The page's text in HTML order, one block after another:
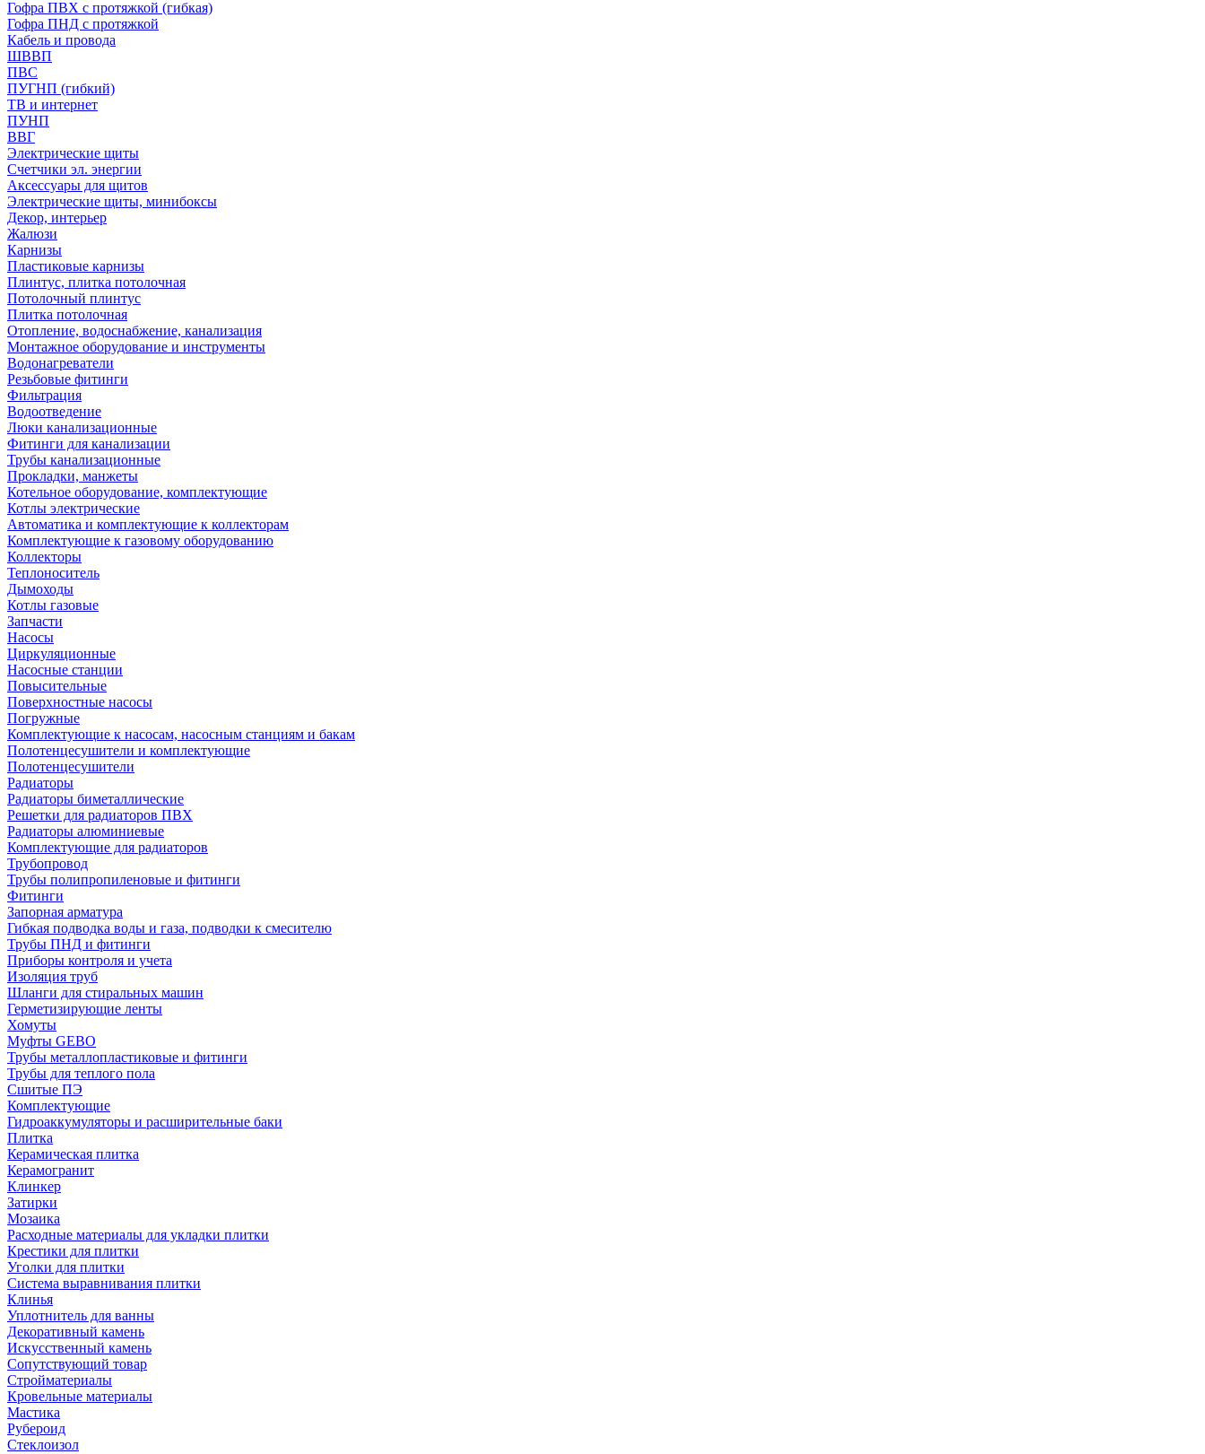
Гофра ПВХ с протяжкой (гибкая)
Гофра ПНД с протяжкой
Кабель и провода
ШВВП
ПВС
ПУГНП (гибкий)
ТВ и интернет
ПУНП
ВВГ
Электрические щиты
Счетчики эл. энергии
Аксессуары для щитов
Электрические щиты, минибоксы
Декор, интерьер
Жалюзи
Карнизы
Пластиковые карнизы
Плинтус, плитка потолочная
Потолочный плинтус
Плитка потолочная
Отопление, водоснабжение, канализация
Монтажное оборудование и инструменты
Водонагреватели
Резьбовые фитинги
Фильтрация
Водоотведение
Люки канализационные
Фитинги для канализации
Трубы канализационные
Прокладки, манжеты
Котельное оборудование, комплектующие
Котлы электрические
Автоматика и комплектующие к коллекторам
Комплектующие к газовому оборудованию
Коллекторы
Теплоноситель
Дымоходы
Котлы газовые
Запчасти
Насосы
Циркуляционные
Насосные станции
Повысительные
Поверхностные насосы
Погружные
Комплектующие к насосам, насосным станциям и бакам
Полотенцесушители и комплектующие
Полотенцесушители
Радиаторы
Радиаторы биметаллические
Решетки для радиаторов ПВХ
Радиаторы алюминиевые
Комплектующие для радиаторов
Трубопровод
Трубы полипропиленовые и фитинги
Фитинги
Запорная арматура
Гибкая подводка воды и газа, подводки к смесителю
Трубы ПНД и фитинги
Приборы контроля и учета
Изоляция труб
Шланги для стиральных машин
Герметизирующие ленты
Хомуты
Муфты GEBO
Трубы металлопластиковые и фитинги
Трубы для теплого пола
Сшитые ПЭ
Комплектующие
Гидроаккумуляторы и расширительные баки
Плитка
Керамическая плитка
Керамогранит
Клинкер
Затирки
Мозаика
Расходные материалы для укладки плитки
Крестики для плитки
Уголки для плитки
Система выравнивания плитки
Клинья
Уплотнитель для ванны
Декоративный камень
Искусственный камень
Сопутствующий товар
Стройматериалы
Кровельные материалы
Мастика
Рубероид
Стеклоизол